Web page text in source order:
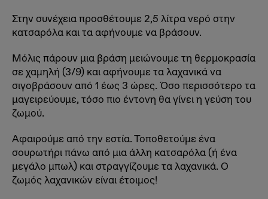
Στην συνέχεια προσθέτουμε 2,5 λίτρα νερό στην
κατσαρόλα και τα αφήνουμε να βράσουν.
Μόλις πάρουν μια βράση μειώνουμε τη θερμοκρασία
σε χαμηλή (3/9) και αφήνουμε τα λαχανικά να
σιγοβράσουν από 1 έως 3 ώρες. Όσο περισσότερο τα
μαγειρεύουμε, τόσο πιο έντονη θα γίνει η γεύση του
ζωμού.
Αφαιρούμε από την εστία. Τοποθετούμε ένα
σουρωτήρι πάνω από μια άλλη κατσαρόλα (ή ένα
μεγάλο μπωλ) και στραγγίζουμε τα λαχανικά. Ο
ζωμός λαχανικών είναι έτοιμος!